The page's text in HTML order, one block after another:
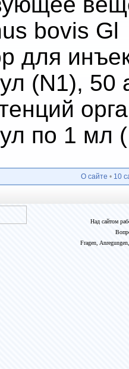
bovis Gl
для
(N1), 50
по 1 мл
О сайте • 10
Над сайтом
Fragen,